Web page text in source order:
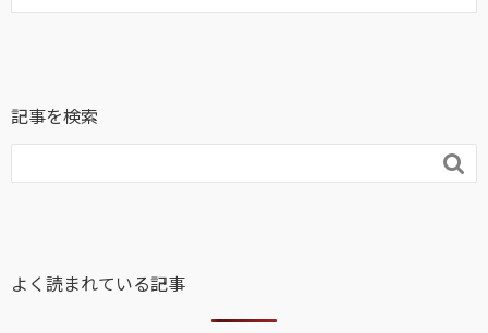
記事を検索

よく読まれている記事